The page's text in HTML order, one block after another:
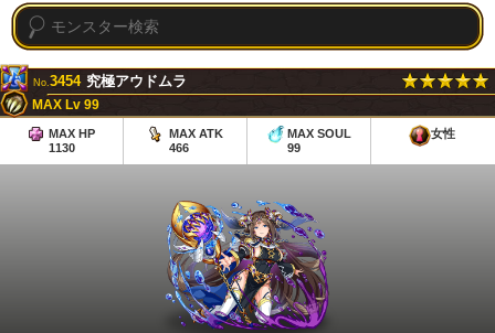
No.3454 究極アウドムラ
MAX Lv 99
MAX HP
1130
MAX ATK
466
MAX SOUL
99
女性